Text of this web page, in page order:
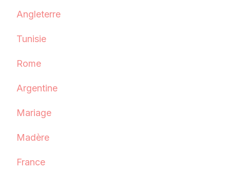
Angleterre
Tunisie
Rome
Argentine
Mariage
Madère
France